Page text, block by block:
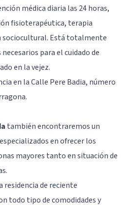
médica diaria las 24 horas,
fisioterapéutica, terapia
sociocultural. Está totalmente
para el cuidado de
en lavejez.
en la Calle Pere Badia, número
también encontraremos un
en ofrecer los
mayores tanto en situación de
residencia de reciente
todo tipo de comodidades y